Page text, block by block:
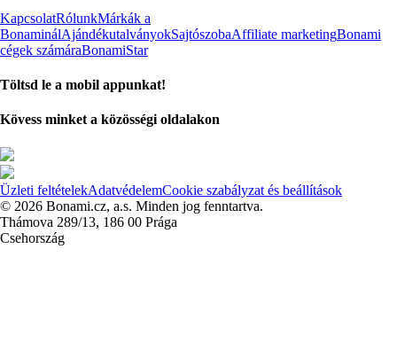
KapcsolatRólunkMárkák a
BonaminálAjándékutalványokSajtószobaAffiliate marketingBonami
cégek számáraBonamiStar
Töltsd le a mobil appunkat!
Kövess minket a közösségi oldalakon
Üzleti feltételekAdatvédelemCookie szabályzat és beállítások
© 2026 Bonami.cz, a.s. Minden jog fenntartva.
Thámova 289/13, 186 00 Prága
Csehország